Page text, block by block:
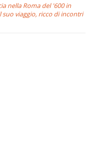
nella Roma del '600 in
suo viaggio, ricco di incontri